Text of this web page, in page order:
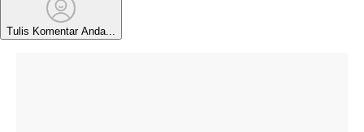
Tulis Komentar Anda...